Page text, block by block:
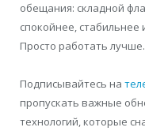
обещания: складной
спокойнее,
Просто работать лучше.
Подписывайтесь на
пропускать важные
технологий, которые